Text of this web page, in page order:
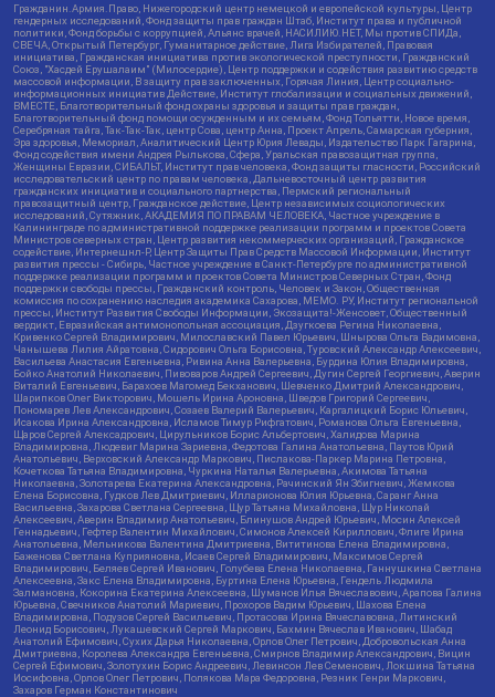
Гражданин.Армия.Право, Нижегородский центр немецкой и европейской культуры, Центр
гендерных исследований, Фонд защиты прав граждан Штаб, Институт права и публичной
политики, Фонд борьбы с коррупцией, Альянс врачей, НАСИЛИЮ.НЕТ, Мы против СПИДа,
СВЕЧА, Открытый Петербург, Гуманитарное действие, Лига Избирателей, Правовая
инициатива, Гражданская инициатива против экологической преступности, Гражданский
Союз, "Хасдей Ерушалаим" (Милосердие), Центр поддержки и содействия развитию средств
массовой информации, В защиту прав заключенных, Горячая Линия, Центр социально-
информационных инициатив Действие, Институт глобализации и социальных движений,
ВМЕСТЕ, Благотворительный фонд охраны здоровья и защиты прав граждан,
Благотворительный фонд помощи осужденным и их семьям, Фонд Тольятти, Новое время,
Серебряная тайга, Так-Так-Так, центр Сова, центр Анна, Проект Апрель, Самарская губерния,
Эра здоровья, Мемориал, Аналитический Центр Юрия Левады, Издательство Парк Гагарина,
Фонд содействия имени Андрея Рылькова, Сфера, Уральская правозащитная группа,
Женщины Евразии, СИБАЛЬТ, Институт прав человека, Фонд защиты гласности, Российский
исследовательский центр по правам человека, Дальневосточный центр развития
гражданских инициатив и социального партнерства, Пермский региональный
правозащитный центр, Гражданское действие, Центр независимых социологических
исследований, Сутяжник, АКАДЕМИЯ ПО ПРАВАМ ЧЕЛОВЕКА, Частное учреждение в
Калининграде по административной поддержке реализации программ и проектов Совета
Министров северных стран, Центр развития некоммерческих организаций, Гражданское
содействие, Интернешнл-Р, Центр Защиты Прав Средств Массовой Информации, Институт
развития прессы - Сибирь, Частное учреждение в Санкт-Петербурге по административной
поддержке реализации программ и проектов Совета Министров Северных Стран, Фонд
поддержки свободы прессы, Гражданский контроль, Человек и Закон, Общественная
комиссия по сохранению наследия академика Сахарова, МЕМО. РУ, Институт региональной
прессы, Институт Развития Свободы Информации, Экозащита!-Женсовет, Общественный
вердикт, Евразийская антимонопольная ассоциация, Дзугкоева Регина Николаевна,
Кривенко Сергей Владимирович, Милославский Павел Юрьевич, Шнырова Ольга Вадимовна,
Чанышева Лилия Айратовна, Сидорович Ольга Борисовна, Туровский Александр Алексеевич,
Васильева Анастасия Евгеньевна, Ривина Анна Валерьевна, Бурдина Юлия Владимировна,
Бойко Анатолий Николаевич, Пивоваров Андрей Сергеевич, Дугин Сергей Георгиевич, Аверин
Виталий Евгеньевич, Барахоев Магомед Бекханович, Шевченко Дмитрий Александрович,
Шарипков Олег Викторович, Мошель Ирина Ароновна, Шведов Григорий Сергеевич,
Пономарев Лев Александрович, Созаев Валерий Валерьевич, Каргалицкий Борис Юльевич,
Исакова Ирина Александровна, Исламов Тимур Рифгатович, Романова Ольга Евгеньевна,
Щаров Сергей Алексадрович, Цирульников Борис Альбертович, Халидова Марина
Владимировна, Людевиг Марина Зариевна, Федотова Галина Анатольевна, Паутов Юрий
Анатольевич, Верховский Александр Маркович, Пислакова-Паркер Марина Петровна,
Кочеткова Татьяна Владимировна, Чуркина Наталья Валерьевна, Акимова Татьяна
Николаевна, Золотарева Екатерина Александровна, Рачинский Ян Збигневич, Жемкова
Елена Борисовна, Гудков Лев Дмитриевич, Илларионова Юлия Юрьевна, Саранг Анна
Васильевна, Захарова Светлана Сергеевна, Щур Татьяна Михайловна, Щур Николай
Алексеевич, Аверин Владимир Анатольевич, Блинушов Андрей Юрьевич, Мосин Алексей
Геннадьевич, Гефтер Валентин Михайлович, Симонов Алексей Кириллович, Флиге Ирина
Анатольевна, Мельникова Валентина Дмитриевна, Вититинова Елена Владимировна,
Баженова Светлана Куприяновна, Исаев Сергей Владимирович, Максимов Сергей
Владимирович, Беляев Сергей Иванович, Голубева Елена Николаевна, Ганнушкина Светлана
Алексеевна, Закс Елена Владимировна, Буртина Елена Юрьевна, Гендель Людмила
Залмановна, Кокорина Екатерина Алексеевна, Шуманов Илья Вячеславович, Арапова Галина
Юрьевна, Свечников Анатолий Мариевич, Прохоров Вадим Юрьевич, Шахова Елена
Владимировна, Подузов Сергей Васильевич, Протасова Ирина Вячеславовна, Литинский
Леонид Борисович, Лукашевский Сергей Маркович, Бахмин Вячеслав Иванович, Шабад
Анатолий Ефимович, Сухих Дарья Николаевна, Орлов Олег Петрович, Добровольская Анна
Дмитриевна, Королева Александра Евгеньевна, Смирнов Владимир Александрович, Вицин
Сергей Ефимович, Золотухин Борис Андреевич, Левинсон Лев Семенович, Локшина Татьяна
Иосифовна, Орлов Олег Петрович, Полякова Мара Федоровна, Резник Генри Маркович,
Захаров Герман Константинович